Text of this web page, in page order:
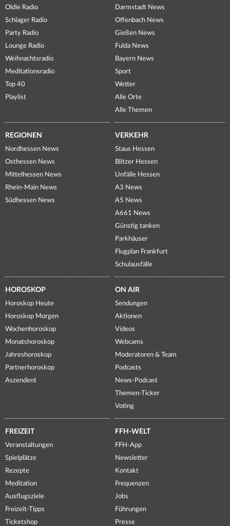
Oldie Radio
Schlager Radio
Party Radio
Lounge Radio
Weihnachtsradio
Meditationsradio
Top 40
Playlist
Darmstadt News
Offenbach News
Gießen News
Fulda News
Bayern News
Sport
Wetter
Alle Orte
Alle Themen
REGIONEN
Nordhessen News
Osthessen News
Mittelhessen News
Rhein-Main News
Südhessen News
VERKEHR
Staus Hessen
Blitzer Hessen
Unfälle Hessen
A3 News
A5 News
A661 News
Günstig tanken
Parkhäuser
Flugplan Frankfurt
Schulausfälle
HOROSKOP
Horoskop Heute
Horoskop Morgen
Wochenhoroskop
Monatshoroskop
Jahreshoroskop
Partnerhoroskop
Aszendent
ON AIR
Sendungen
Aktionen
Videos
Webcams
Moderatoren & Team
Podcasts
News-Podcast
Themen-Ticker
Voting
FREIZEIT
Veranstaltungen
Spielplätze
Rezepte
Meditation
Ausflugsziele
Freizeit-Tipps
Ticketshop
FFH-WELT
FFH-App
Newsletter
Kontakt
Frequenzen
Jobs
Führungen
Presse